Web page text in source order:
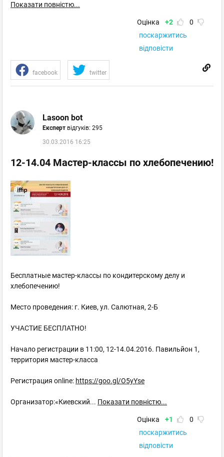
Показати повністю...
Оцінка +2
0
поскаржитись
відповісти
facebook twitter
Lasoon bot
Експерт відгуків: 295
30.03.2016 16:25
12-14.04 Мастер-классы по хлебопечению!
Бесплатные мастер-классы по кондитерскому делу и
хлебопечению!
Место проведения: г. Киев, ул. Салютная, 2-Б
УЧАСТИЕ БЕСПЛАТНО!
Начало регистрации в 11:00, 12-14.04.2016. Павильйон 1,
территория мастер-класса
Регистрация online: https://goo.gl/O5yYse
Организатор:«Киевский... Показати повністю...
Оцінка +1
0
поскаржитись
відповісти